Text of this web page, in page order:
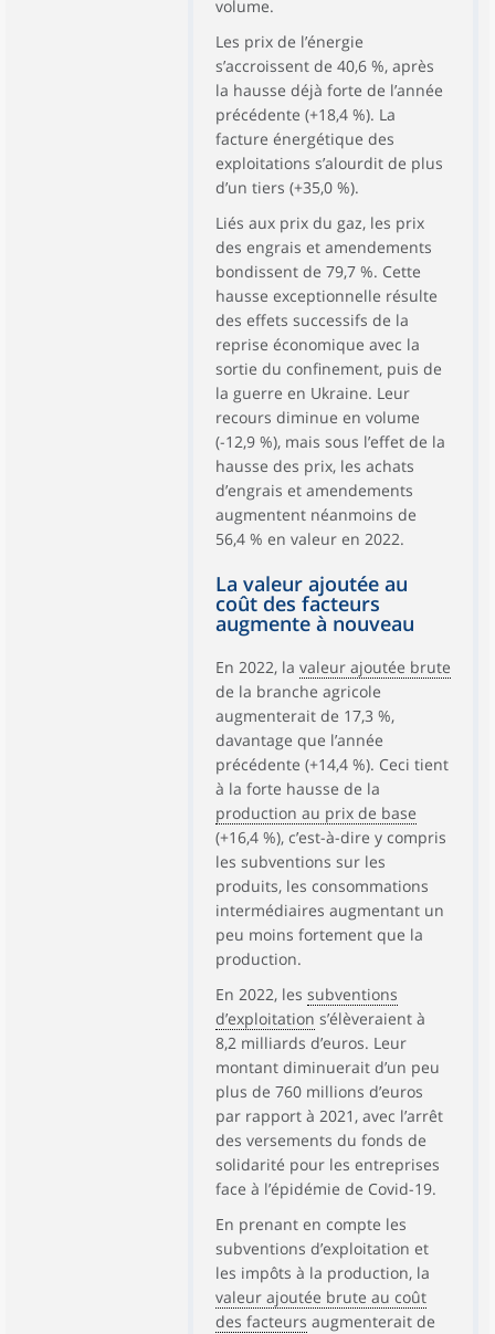
volume.
Les prix de l’énergie
s’accroissent de 40,6 %, après
la hausse déjà forte de l’année
précédente (+18,4 %). La
facture énergétique des
exploitations s’alourdit de plus
d’un tiers (+35,0 %).
Liés aux prix du gaz, les prix
des engrais et amendements
bondissent de 79,7 %. Cette
hausse exceptionnelle résulte
des effets successifs de la
reprise économique avec la
sortie du confinement, puis de
la guerre en Ukraine. Leur
recours diminue en volume
(-12,9 %), mais sous l’effet de la
hausse des prix, les achats
d’engrais et amendements
augmentent néanmoins de
56,4 % en valeur en 2022.
La valeur ajoutée au
coût des facteurs
augmente à nouveau
En 2022, la valeur ajoutée brute
de la branche agricole
augmenterait de 17,3 %,
davantage que l’année
précédente (+14,4 %). Ceci tient
à la forte hausse de la
production au prix de base
(+16,4 %), c’est-à-dire y compris
les subventions sur les
produits, les consommations
intermédiaires augmentant un
peu moins fortement que la
production.
En 2022, les subventions
d’exploitation s’élèveraient à
8,2 milliards d’euros. Leur
montant diminuerait d’un peu
plus de 760 millions d’euros
par rapport à 2021, avec l’arrêt
des versements du fonds de
solidarité pour les entreprises
face à l’épidémie de Covid-19.
En prenant en compte les
subventions d’exploitation et
les impôts à la production, la
valeur ajoutée brute au coût
des facteurs augmenterait de